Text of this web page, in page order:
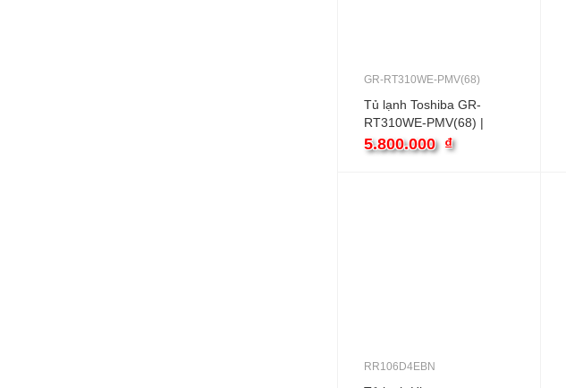
GR-RT310WE-PMV(68)
Tủ lạnh Toshiba GR-
RT310WE-PMV(68) |
255L 2 cánh inverter
5.800.000 ₫
RR106D4EBN